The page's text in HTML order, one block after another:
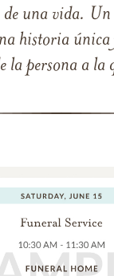
de una vida.
historia única
la persona a la